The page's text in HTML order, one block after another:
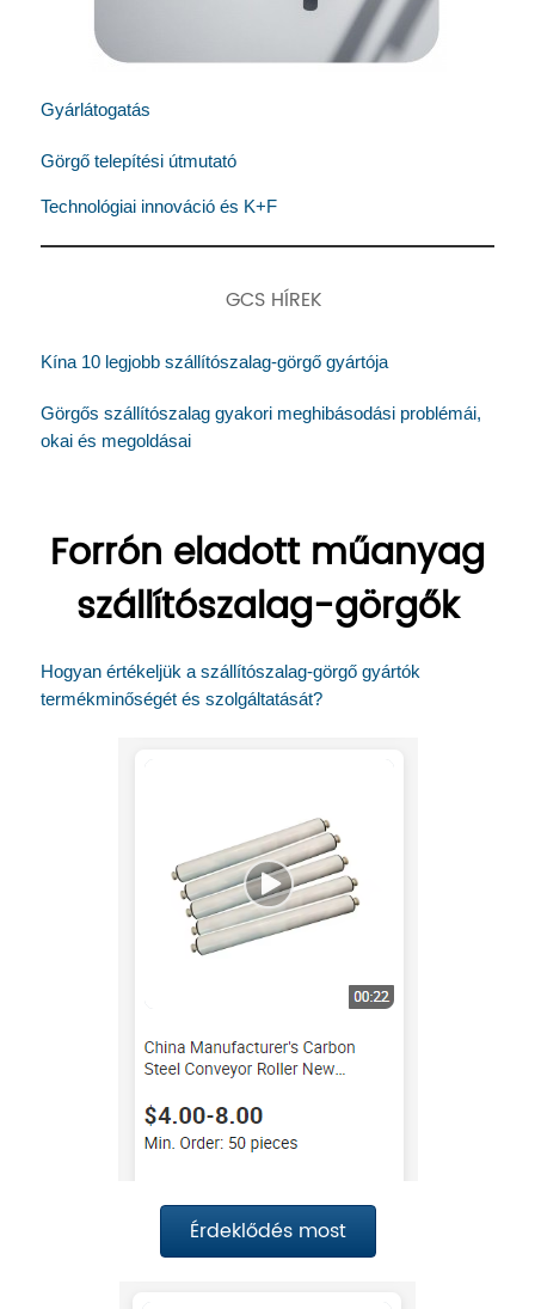
Gyárlátogatás
Görgő telepítési útmutató
Technológiai innováció és K+F
GCS HÍREK
Kína 10 legjobb szállítószalag-görgő gyártója
Görgős szállítószalag gyakori meghibásodási problémái,
okai és megoldásai
Forrón eladott műanyag
szállítószalag-görgők
Hogyan értékeljük a szállítószalag-görgő gyártók
termékminőségét és szolgáltatását?
Érdeklődés most